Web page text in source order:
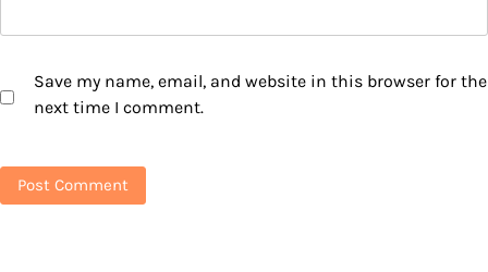
Save my name, email, and website in this browser for the
next time I comment.